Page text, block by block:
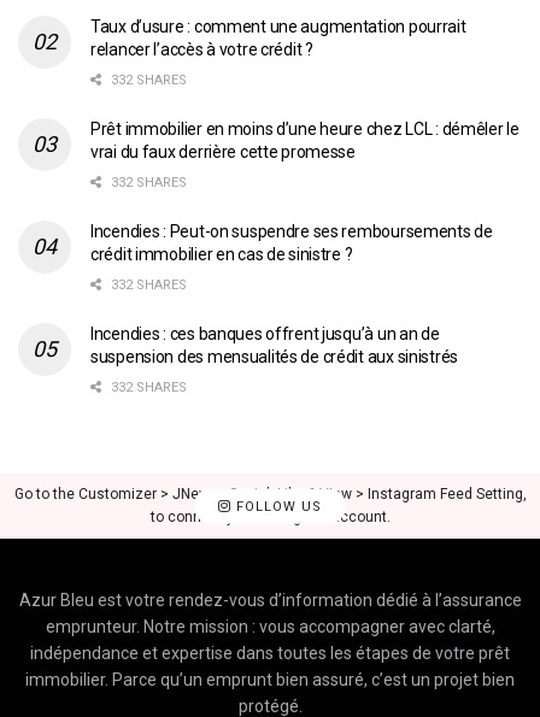
Taux d’usure : comment une augmentation pourrait
relancer l’accès à votre crédit ?
332 SHARES
Prêt immobilier en moins d’une heure chez LCL : démêler le
vrai du faux derrière cette promesse
332 SHARES
Incendies : Peut-on suspendre ses remboursements de
crédit immobilier en cas de sinistre ?
332 SHARES
Incendies : ces banques offrent jusqu’à un an de
suspension des mensualités de crédit aux sinistrés
332 SHARES
FOLLOW US
Go to the Customizer > JNews : Social, Like & View > Instagram Feed Setting,
to connect your Instagram account.
Azur Bleu est votre rendez-vous d’information dédié à l’assurance
emprunteur. Notre mission : vous accompagner avec clarté,
indépendance et expertise dans toutes les étapes de votre prêt
immobilier. Parce qu’un emprunt bien assuré, c’est un projet bien
protégé.